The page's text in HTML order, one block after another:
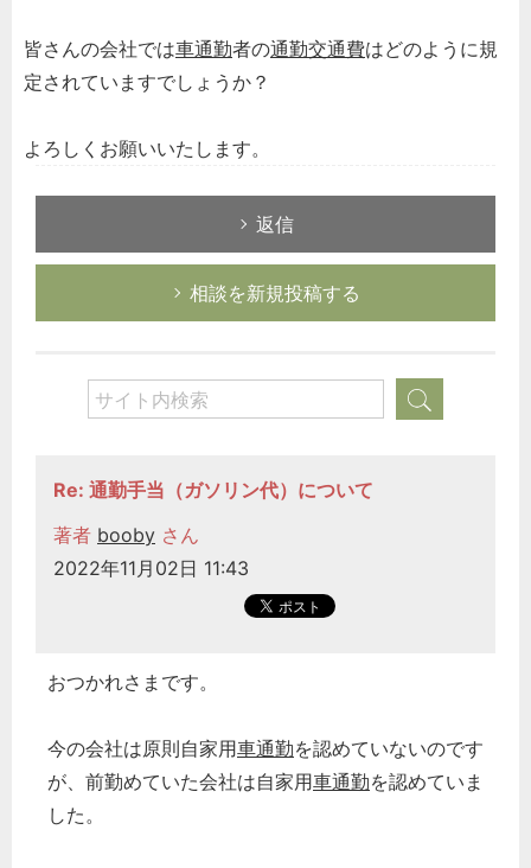
皆さんの会社では車通勤者の通勤交通費はどのように規
定されていますでしょうか？
よろしくお願いいたします。
返信
相談を新規投稿する
Re: 通勤手当（ガソリン代）について
著者 booby さん
2022年11月02日 11:43
おつかれさまです。
今の会社は原則自家用車通勤を認めていないのです
が、前勤めていた会社は自家用車通勤を認めていま
した。